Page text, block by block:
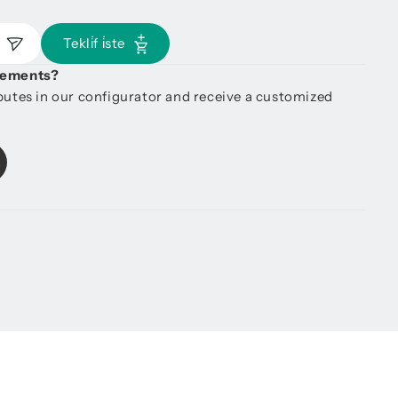
Tekli̇f i̇ste
in our configurator and receive a customized